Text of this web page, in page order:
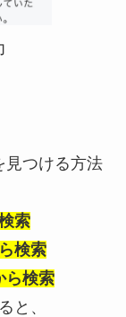
見つける方法
索
検索
ら検索
と、